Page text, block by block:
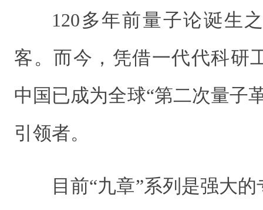
120多年前量子论诞生
客。而今，凭借一代代科研
中国已成为全球“第二次量子
引领者。
目前“九章”系列是强大